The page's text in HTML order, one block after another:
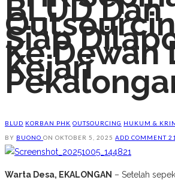
BLUD Dan
Siap
Ke Dewan
Kejari
BLUD KORBAN PHK OUTSOURCING HUKUM &
BY BUONO ON OKTOBER 5, 2025 ADD COMMENT
Warta Desa, EKALONGAN – Setelah